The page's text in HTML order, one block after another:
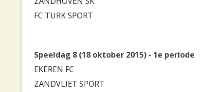
FC TURK SPORT
Speeldag 8 (18 oktober 2015) - 1e periode
EKEREN FC
ZANDVLIET SPORT